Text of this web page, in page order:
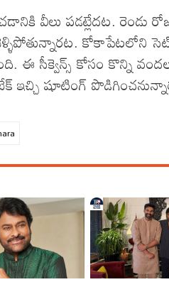
వీలు పడట్లేదట. రెండు
కోకాపేటలోని సెట్
ఈ సీక్వెన్స్ కోసం కొన్ని
ఇచ్చి షూటింగ్